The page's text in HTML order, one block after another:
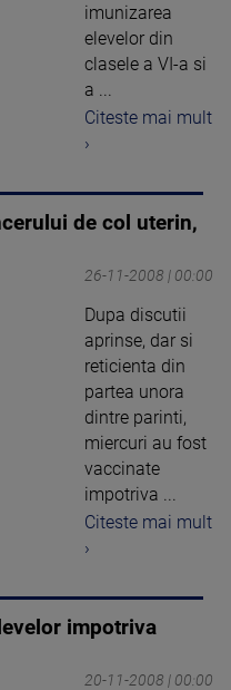
imunizarea
elevelor din
clasele a VI-a si
a ...
Citeste mai mult
›
de col uterin,
26-11-2008 | 00:00
Dupa discutii
aprinse, dar si
reticienta din
partea unora
dintre parinti,
miercuri au fost
vaccinate
impotriva ...
Citeste mai mult
›
impotriva
20-11-2008 | 00:00